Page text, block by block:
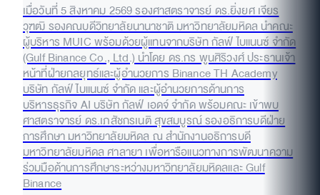
เมื่อวันที่ 5 สิงหาคม 2569 รองศาสตราจารย์ ดร.ยิ่งยศ เจียร
วุฑฒิ รองคณบดีวิทยาลัยนานาชาติ มหาวิทยาลัยมหิดล นำคณะ
ผู้บริหาร MUIC พร้อมด้วยผู้แทนจากบริษัท กัลฟ์ ไบแนนซ์ จำกัด
(Gulf Binance Co., Ltd.) นำโดย ดร.กร พูนศิริวงศ์ ประธานเจ้า
หน้าที่ฝ่ายกลยุทธ์และผู้อำนวยการ Binance TH Academy
บริษัท กัลฟ์ ไบแนนซ์ จำกัด และผู้อำนวยการด้านการ
บริหารธุรกิจ AI บริษัท กัลฟ์ เอดจ์ จำกัด พร้อมคณะ เข้าพบ
ศาสตราจารย์ ดร.เภสัชกรเนติ สุขสมบูรณ์ รองอธิการบดีฝ่าย
การศึกษา มหาวิทยาลัยมหิดล ณ สำนักงานอธิการบดี
มหาวิทยาลัยมหิดล ศาลายา เพื่อหารือแนวทางการพัฒนาความ
ร่วมมือด้านการศึกษาระหว่างมหาวิทยาลัยมหิดลและ Gulf
Binance